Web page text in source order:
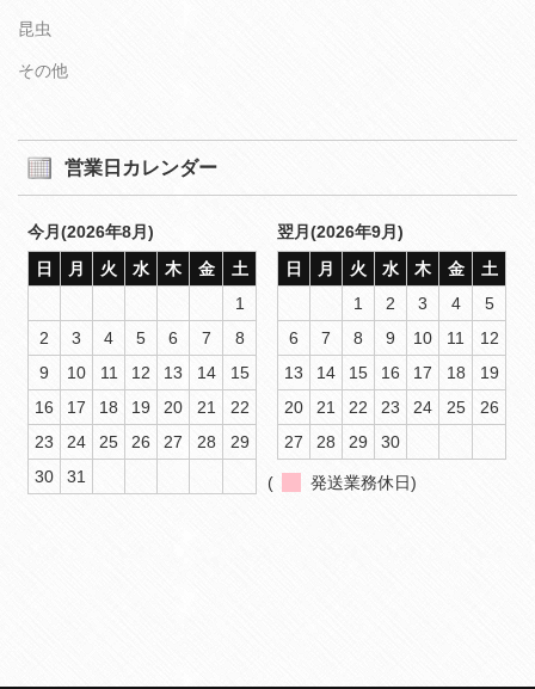
昆虫
その他
営業日カレンダー
今月(2026年8月)
日
月 火 水 木 金
土
1
2
3 4 5 6 7
8
9
10 11 12 13 14
15
16
17 18 19 20 21
22
23
24 25 26 27 28
29
30
31
翌月(2026年9月)
日
月 火 水 木 金
土
1
2 3 4
5
6
7 8 9 10 11
12
13
14 15 16 17 18
19
20
21 22 23 24 25
26
27
28 29 30
( 発送業務休日)